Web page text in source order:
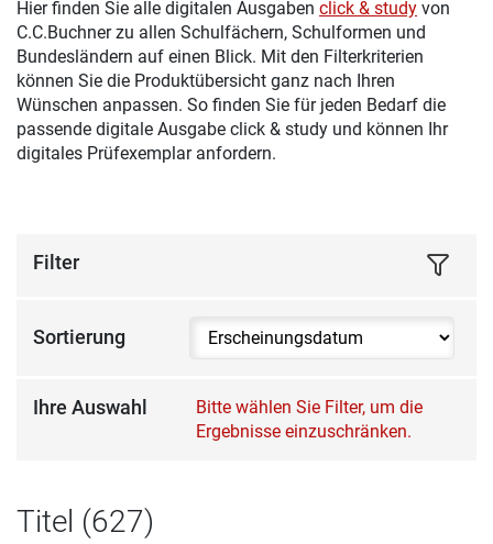
Hier finden Sie alle digitalen Ausgaben click & study von
C.C.Buchner zu allen Schulfächern, Schulformen und
Bundesländern auf einen Blick. Mit den Filterkriterien
können Sie die Produktübersicht ganz nach Ihren
Wünschen anpassen. So finden Sie für jeden Bedarf die
passende digitale Ausgabe click & study und können Ihr
digitales Prüfexemplar anfordern.
Filter
Sortierung
Ihre Auswahl
Bitte wählen Sie Filter, um die
Ergebnisse einzuschränken.
Titel (627)